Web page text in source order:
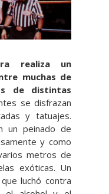
realiza un
muchas de
de distintas
se disfrazan
y tatuajes.
un peinado de
y como
metros de
exóticas. Un
luchó contra